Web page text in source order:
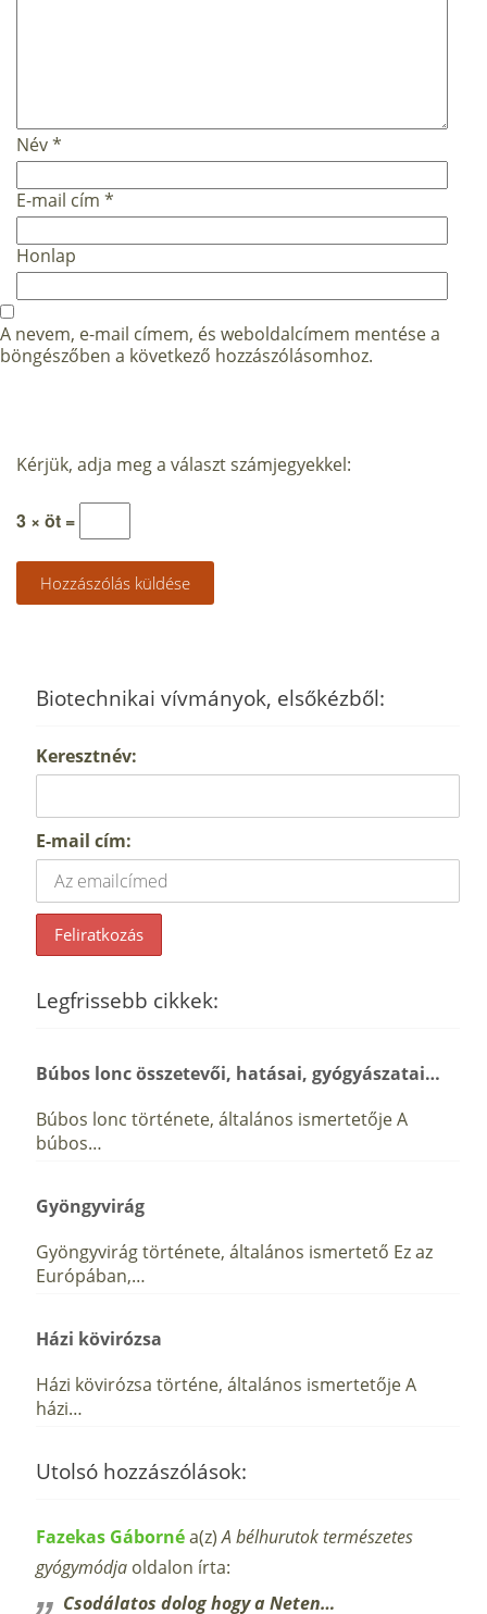
Név*
E-mail cím *
Honlap
A nevem, e-mail címem, és weboldalcímem mentése a
böngészőben a következő hozzászólásomhoz.
Kérjük, adja meg a választ számjegyekkel:
3 × öt =
Biotechnikai vívmányok, elsőkézből:
Keresztnév:
E-mail cím:
Legfrissebb cikkek:
Búbos lonc összetevői, hatásai, gyógyászatai…
Búbos lonc története, általános ismertetője A
búbos…
Gyöngyvirág
Gyöngyvirág története, általános ismertető Ez az
Európában,…
Házi kövirózsa
Házi kövirózsa történe, általános ismertetője A
házi…
Utolsó hozzászólások:
Fazekas Gábornéa(z)A bélhurutok természetes
gyógymódja oldalon írta:
Csodálatos dolog hogy a Neten…